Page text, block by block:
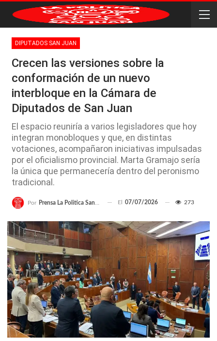
DIPUTADOS SAN JUAN
Crecen las versiones sobre la
conformación de un nuevo
interbloque en la Cámara de
Diputados de San Juan
El espacio reuniría a varios legisladores que hoy
integran monobloques y que, en distintas
votaciones, acompañaron iniciativas impulsadas
por el oficialismo provincial. Marta Gramajo sería
la única que permanecería dentro del peronismo
tradicional.
Por Prensa La Politica San Juan El 07/07/2026 273